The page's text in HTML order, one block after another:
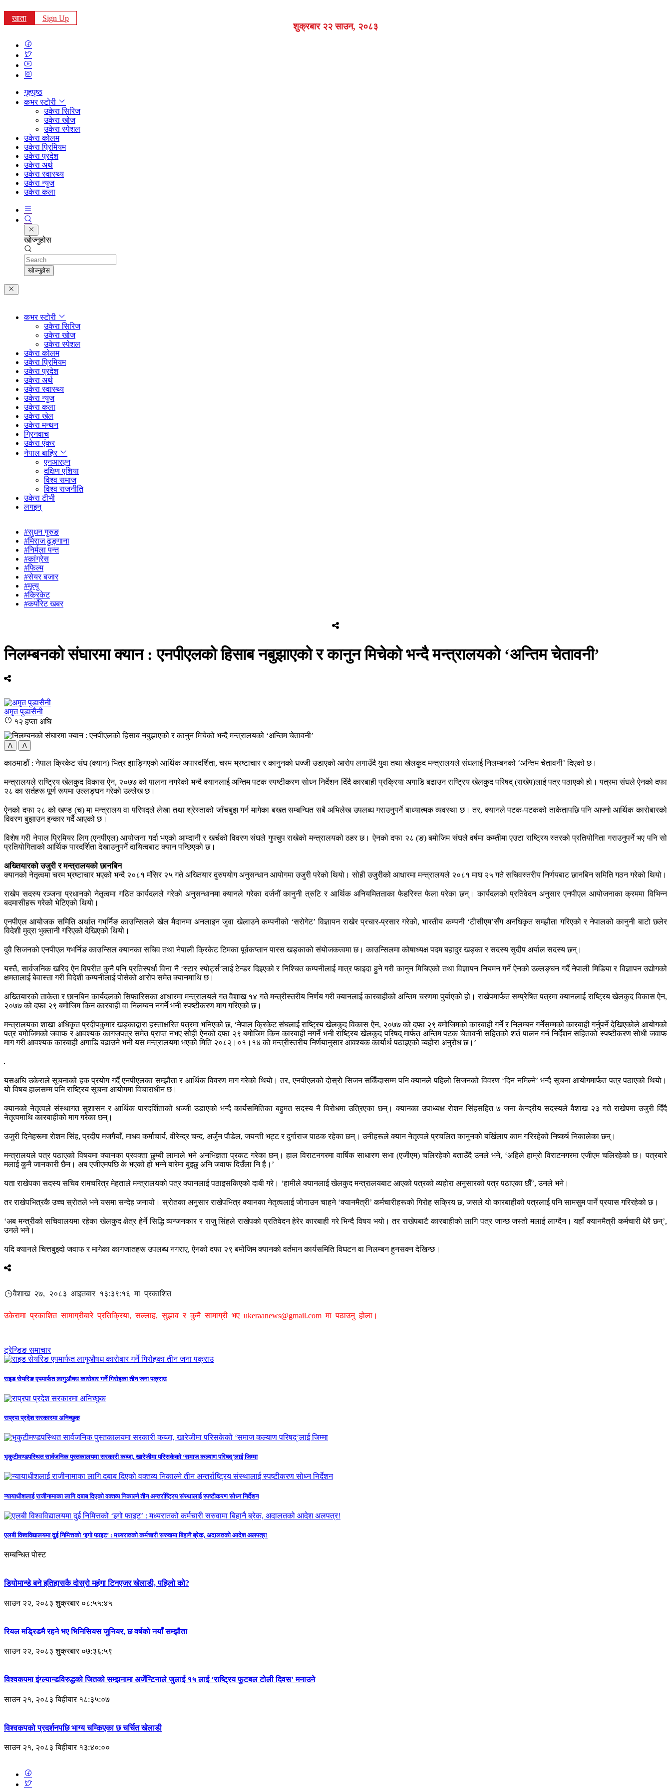
खाता Sign Up
शुक्रबार २२ साउन, २०८३
गृहपृष्ठ
कभर स्टोरी
उकेरा सिरिज
उकेरा खोज
उकेरा स्पेशल
उकेरा कोलम
उकेरा प्रिमियम
उकेरा प्रदेश
उकेरा अर्थ
उकेरा स्वास्थ्य
उकेरा न्युज
उकेरा कला
खोज्नुहोस
Search
खोज्नुहोस
कभर स्टोरी
उकेरा सिरिज
उकेरा खोज
उकेरा स्पेशल
उकेरा कोलम
उकेरा प्रिमियम
उकेरा प्रदेश
उकेरा अर्थ
उकेरा स्वास्थ्य
उकेरा न्युज
उकेरा कला
उकेरा खेल
उकेरा मन्थन
ग्रिनवाच
उकेरा एंकर
नेपाल बाहिर
एनआरएन
दक्षिण एशिया
विश्व समाज
विश्व राजनीति
उकेरा टीभी
लगइन्
#सुधन गुरुङ
#मिराज ढुङ्गाना
#निर्मला पन्त
#कांग्रेस
#फिल्म
#सेयर बजार
#मृत्यु
#क्रिकेट
#कर्पोरेट खबर
निलम्बनको संघारमा क्यान : एनपीएलको हिसाब नबुझाएको र कानुन मिचेको भन्दै मन्त्रालयको ‘अन्तिम चेतावनी’
अमृत पुडासैनी
१२ हप्ता अघि
A A
काठमाडौं : नेपाल क्रिकेट संघ (क्यान) भित्र झाङ्गिएको आर्थिक अपारदर्शिता, चरम भ्रष्टाचार र कानुनको धज्जी उडाएको आरोप लगाउँदै युवा तथा खेलकुद मन्त्रालयले संघलाई निलम्बनको ‘अन्तिम चेतावनी’ दिएको छ।
मन्त्रालयले राष्ट्रिय खेलकुद विकास ऐन, २०७७ को पालना नगरेको भन्दै क्यानलाई अन्तिम पटक स्पष्टीकरण सोध्न निर्देशन दिँदै कारबाही प्रक्रिया अगाडि बढाउन राष्ट्रिय खेलकुद परिषद् (राखेप)लाई पत्र पठाएको हो। पत्रमा संघले ऐनको दफा
२८ का सर्तहरू पूर्ण रूपमा उल्लङ्घन गरेको उल्लेख छ।
ऐनको दफा २८ को खण्ड (च) मा मन्त्रालय वा परिषद्ले लेखा तथा श्रेस्ताको जाँचबुझ गर्न मागेका बखत सम्बन्धित सबै अभिलेख उपलब्ध गराउनुपर्ने बाध्यात्मक व्यवस्था छ। तर, क्यानले पटक-पटकको ताकेतापछि पनि आफ्नो आर्थिक कारोबारको
विवरण बुझाउन इन्कार गर्दै आएको छ।
विशेष गरी नेपाल प्रिमियर लिग (एनपीएल) आयोजना गर्दा भएको आम्दानी र खर्चको विवरण संघले गुपचुप राखेको मन्त्रालयको ठहर छ। ऐनको दफा २८ (ङ) बमोजिम संघले वर्षमा कम्तीमा एउटा राष्ट्रिय स्तरको प्रतियोगिता गराउनुपर्ने भए पनि सो
प्रतियोगिताको आर्थिक पारदर्शिता देखाउनुपर्ने दायित्वबाट क्यान पन्छिएको छ।
अख्तियारको उजुरी र मन्त्रालयको छानबिन
क्यानको नेतृत्वमा चरम भ्रष्टाचार भएको भन्दै २०८१ मंसिर २५ गते अख्तियार दुरुपयोग अनुसन्धान आयोगमा उजुरी परेको थियो। सोही उजुरीको आधारमा मन्त्रालयले २०८१ माघ २५ गते सचिवस्तरीय निर्णयबाट छानबिन समिति गठन गरेको थियो।
राखेप सदस्य रञ्जना प्रधानको नेतृत्वमा गठित कार्यदलले गरेको अनुसन्धानमा क्यानले गरेका दर्जनौं कानुनी त्रुटि र आर्थिक अनियमितताका फेहरिस्त फेला परेका छन्। कार्यदलको प्रतिवेदन अनुसार एनपीएल आयोजनाका क्रममा विभिन्न
बदमासीहरू गरेको भेटिएको थियो।
एनपीएल आयोजक समिति अर्थात गभर्निङ काउन्सिलले खेल मैदानमा अनलाइन जुवा खेलाउने कम्पनीको ‘सरोगेट’ विज्ञापन राखेर प्रचार-प्रसार गरेको, भारतीय कम्पनी ‘टीसीएम’सँग अनधिकृत सम्झौता गरिएको र नेपालको कानुनी बाटो छलेर
विदेशी मुद्रा भुक्तानी गरिएको देखिएको थियो।
दुवै सिजनको एनपीएल गभर्निङ काउन्सिल क्यानका सचिव तथा नेपाली क्रिकेट टिमका पूर्वकप्तान पारस खड्काको संयोजकत्वमा छ। काउन्सिलमा कोषाध्यक्ष पदम बहादुर खड्का र सदस्य सुदीप अर्याल सदस्य छन्।
यस्तै, सार्वजनिक खरिद ऐन विपरीत कुनै पनि प्रतिस्पर्धा विना नै ‘स्टार स्पोर्ट्स’लाई टेन्डर दिइएको र निश्चित कम्पनीलाई मात्र फाइदा हुने गरी कानुन मिचिएको तथा विज्ञापन नियमन गर्ने ऐनको उल्लङ्घन गर्दै नेपाली मिडिया र विज्ञापन उद्योगको
क्षमतालाई बेवास्ता गरी विदेशी कम्पनीलाई पोसेको आरोप समेत क्यानमाथि छ।
अख्तियारको ताकेता र छानबिन कार्यदलको सिफारिसका आधारमा मन्त्रालयले गत वैशाख १४ गते मन्त्रीस्तरीय निर्णय गरी क्यानलाई कारबाहीको अन्तिम चरणमा पुर्याएको हो। राखेपमार्फत सम्प्रेषित पत्रमा क्यानलाई राष्ट्रिय खेलकुद विकास ऐन,
२०७७ को दफा २९ बमोजिम किन कारबाही वा निलम्बन नगर्ने भनी स्पष्टीकरण माग गरिएको छ।
मन्त्रालयका शाखा अधिकृत प्रदीपकुमार खड्काद्वारा हस्ताक्षरित पत्रमा भनिएको छ, ‘नेपाल क्रिकेट संघलाई राष्ट्रिय खेलकुद विकास ऐन, २०७७ को दफा २९ बमोजिमको कारबाही गर्ने र निलम्बन गर्नेसम्मको कारबाही गर्नुपर्ने देखिएकोले आयोगको
पत्र बमोजिमको जवाफ र आवश्यक कागजपत्र समेत प्राप्त नभए सोही ऐनको दफा २९ बमोजिम किन कारबाही नगर्ने भनी राष्ट्रिय खेलकुद परिषद् मार्फत अन्तिम पटक चेतावनी सहितको शर्त पालन गर्न निर्देशन सहितको स्पष्टीकरण सोधी जवाफ
माग गरी आवश्यक कारबाही अगाडि बढाउने भनी यस मन्त्रालयमा भएको मिति २०८२।०१।१४ को मन्त्रीस्तरीय निर्णयानुसार आवश्यक कार्यार्थ पठाइएको व्यहोरा अनुरोध छ।’
यसअघि उकेराले सूचनाको हक प्रयोग गर्दै एनपीएलका सम्झौता र आर्थिक विवरण माग गरेको थियो। तर, एनपीएलको दोस्रो सिजन सकिँदासम्म पनि क्यानले पहिलो सिजनको विवरण ‘दिन नमिल्ने’ भन्दै सूचना आयोगमार्फत पत्र पठाएको थियो।
यो विषय हालसम्म पनि राष्ट्रिय सूचना आयोगमा विचाराधीन छ।
क्यानको नेतृत्वले संस्थागत सुशासन र आर्थिक पारदर्शिताको धज्जी उडाएको भन्दै कार्यसमितिका बहुमत सदस्य नै विरोधमा उत्रिएका छन्। क्यानका उपाध्यक्ष रोशन सिंहसहित ७ जना केन्द्रीय सदस्यले वैशाख २३ गते राखेपमा उजुरी दिँदै
नेतृत्वमाथि कारबाहीको माग गरेका छन्।
उजुरी दिनेहरूमा रोशन सिंह, प्रदीप मजगैयाँ, माधव कर्माचार्य, वीरेन्द्र चन्द, अर्जुन पौडेल, जयन्ती भट्ट र दुर्गाराज पाठक रहेका छन्। उनीहरूले क्यान नेतृत्वले प्रचलित कानुनको बर्खिलाप काम गरिरहेको निष्कर्ष निकालेका छन्।
मन्त्रालयले पत्र पठाएको विषयमा क्यानका प्रवक्ता छुम्बी लामाले भने अनभिज्ञता प्रकट गरेका छन्। हाल विराटनगरमा वार्षिक साधारण सभा (एजीएम) चलिरहेको बताउँदै उनले भने, ‘अहिले हाम्रो विराटनगरमा एजीएम चलिरहेको छ। पत्रबारे
मलाई कुनै जानकारी छैन। अब एजीएमपछि के भएको हो भन्ने बारेमा बुझ्छु अनि जवाफ दिउँला नि है।’
यता राखेपका सदस्य सचिव रामचरित्र मेहताले मन्त्रालयको पत्र क्यानलाई पठाइसकिएको दाबी गरे। ‘हामीले क्यानलाई खेलकुद मन्त्रालयबाट आएको पत्रको व्यहोरा अनुसारको पत्र पठाएका छाैँ’, उनले भने।
तर राखेपभित्रकै उच्च स्रोतले भने यसमा सन्देह जनायो। स्रोतका अनुसार राखेपभित्र क्यानका नेतृत्वलाई जोगाउन चाहने ‘क्यानमैत्री’ कर्मचारीहरूको गिरोह सक्रिय छ, जसले यो कारबाहीको पत्रलाई पनि सामसुम पार्ने प्रयास गरिरहेको छ।
‘अब मन्त्रीको सचिवालयमा रहेका खेलकुद क्षेत्र हेर्ने सिद्धि व्यन्जनकार र राजु सिंहले राखेपको प्रतिवेदन हेरेर कारबाही गरे भिन्दै विषय भयो। तर राखेपबाटै कारबाहीको लागि पत्र जान्छ जस्तो मलाई लाग्दैन। यहाँ क्यानमैत्री कर्मचारी धेरै छन्’,
उनले भने।
यदि क्यानले चित्तबुझ्दो जवाफ र मागेका कागजातहरू उपलब्ध नगराए, ऐनको दफा २९ बमोजिम क्यानको वर्तमान कार्यसमिति विघटन वा निलम्बन हुनसक्न देखिन्छ।
वैशाख २७, २०८३ आइतबार १३:३९:१६ मा प्रकाशित
उकेरामा प्रकाशित सामाग्रीबारे प्रतिक्रिया, सल्लाह, सुझाव र कुनै सामाग्री भए ukeraanews@gmail.com मा पठाउनु होला।
ट्रेन्डिङ समाचार
राइड सेयरिङ एपमार्फत लागुऔषध कारोबार गर्ने गिरोहका तीन जना पक्राउ
राप्रपा प्रदेश सरकारमा अनिच्छुक
भृकुटीमण्डपस्थित सार्वजनिक पुस्तकालयमा सरकारी कब्जा, खारेजीमा परिसकेको ‘समाज कल्याण परिषद्’लाई जिम्मा
न्यायाधीशलाई राजीनामाका लागि दबाब दिएको वक्तव्य निकाल्ने तीन अन्तर्राष्ट्रिय संस्थालाई स्पष्टीकरण सोध्न निर्देशन
एलबी विश्वविद्यालयमा दुई निमित्तको ‘इगो फाइट’ : मध्यरातको कर्मचारी सरुवामा बिहानै ब्रेक, अदालतको आदेश अलपत्र!
सम्बन्धित पोस्ट
डियोमान्डे बने इतिहासकै दोस्रो महंगा टिनएजर खेलाडी, पहिलो को?
साउन २२, २०८३ शुक्रबार ०८:५५:४५
रियल मड्रिडमै रहने भए भिनिसियस जुनियर, छ वर्षको नयाँ सम्झौता
साउन २२, २०८३ शुक्रबार ०७:३६:५९
विश्वकपमा इंग्ल्यान्डविरुद्धको जितको सम्झनामा अर्जेन्टिनाले जुलाई १५ लाई ‘राष्ट्रिय फुटबल टोली दिवस’ मनाउने
साउन २१, २०८३ बिहीबार १८:३५:०७
विश्वकपको प्रदर्शनपछि भाग्य चम्किएका छ चर्चित खेलाडी
साउन २१, २०८३ बिहीबार १३:४०:००